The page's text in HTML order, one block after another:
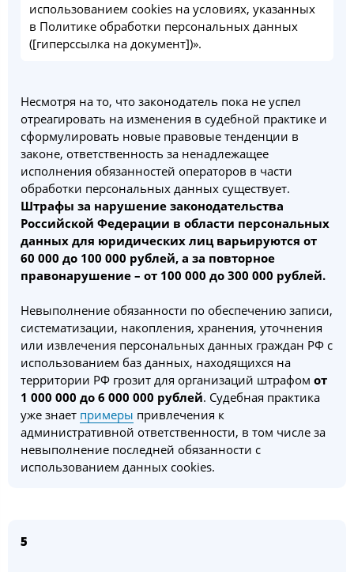
использованием cookies на условиях, указанных
в Политике обработки персональных данных
([гиперссылка на документ])».
Несмотря на то, что законодатель пока не успел
отреагировать на изменения в судебной практике и
сформулировать новые правовые тенденции в
законе, ответственность за ненадлежащее
исполнения обязанностей операторов в части
обработки персональных данных существует.
Штрафы за нарушение законодательства
Российской Федерации в области персональных
данных для юридических лиц варьируются от
60 000 до 100 000 рублей, а за повторное
правонарушение – от 100 000 до 300 000 рублей.
Невыполнение обязанности по обеспечению записи,
систематизации, накопления, хранения, уточнения
или извлечения персональных данных граждан РФ с
использованием баз данных, находящихся на
территории РФ грозит для организаций штрафом от
1 000 000 до 6 000 000 рублей. Судебная практика
уже знает примеры привлечения к
административной ответственности, в том числе за
невыполнение последней обязанности с
использованием данных cookies.
5